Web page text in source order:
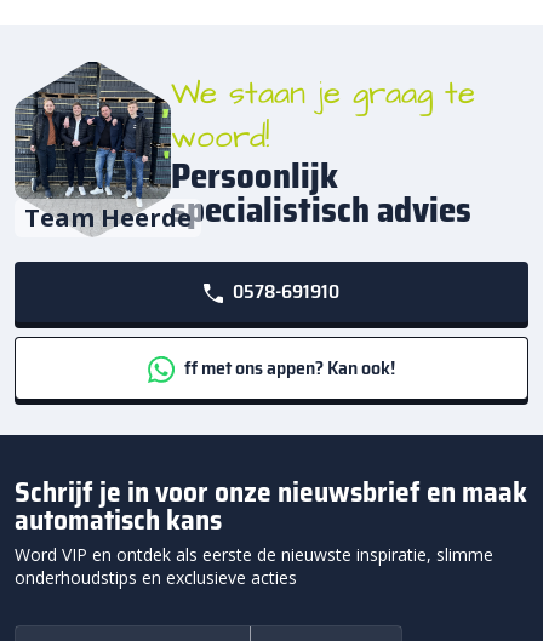
Team Heerde
We staan je graag te
woord!
Persoonlijk
specialistisch advies
0578-691910
ff met ons appen? Kan ook!
Schrijf je in voor onze nieuwsbrief en maak
automatisch kans
Word VIP en ontdek als eerste de nieuwste inspiratie, slimme
onderhoudstips en exclusieve acties